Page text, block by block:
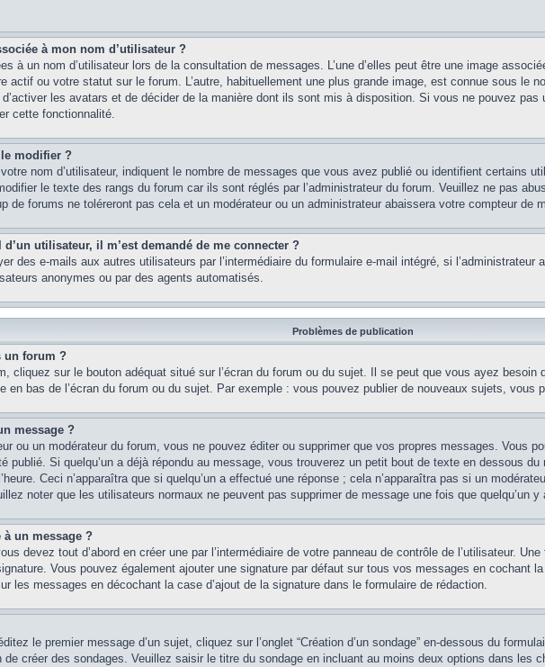
à mon nom d’utilisateur ?
à un nom d’utilisateur lors de la consultation de messages. L’une d’elles peut être une image
actif ou votre statut sur le forum. L’autre, habituellement une plus grande image, est connue sous le
d’activer les avatars et de décider de la manière dont ils sont mis à disposition. Si vous ne pouvez
cette fonctionnalité.
modifier ?
nom d’utilisateur, indiquent le nombre de messages que vous avez publié ou identifient certains
le texte des rangs du forum car ils sont réglés par l’administrateur du forum. Veuillez ne pas
de forums ne toléreront pas cela et un modérateur ou un administrateur abaissera votre compteur de
utilisateur, il m’est demandé de me connecter ?
des e-mails aux autres utilisateurs par l’intermédiaire du formulaire e-mail intégré, si
anonymes ou par des agents automatisés.
Problèmes de publication
un forum ?
cliquez sur le bouton adéquat situé sur l’écran du forum ou du sujet. Il se peut que vous ayez
en bas de l’écran du forum ou du sujet. Par exemple : vous pouvez publier de nouveaux sujets, vous
message ?
ou un modérateur du forum, vous ne pouvez éditer ou supprimer que vos propres messages. Vous
publié. Si quelqu’un a déjà répondu au message, vous trouverez un petit bout de texte en dessous
Ceci n’apparaîtra que si quelqu’un a effectué une réponse ; cela n’apparaîtra pas si un
noter que les utilisateurs normaux ne peuvent pas supprimer de message une fois que quelqu’un y
un message ?
devez tout d’abord en créer une par l’intermédiaire de votre panneau de contrôle de l’utilisateur.
Vous pouvez également ajouter une signature par défaut sur tous vos messages en
les messages en décochant la case d’ajout de la signature dans le formulaire de rédaction.
le premier message d’un sujet, cliquez sur l’onglet “Création d’un sondage” en-dessous du
de créer des sondages. Veuillez saisir le titre du sondage en incluant au moins deux options dans les